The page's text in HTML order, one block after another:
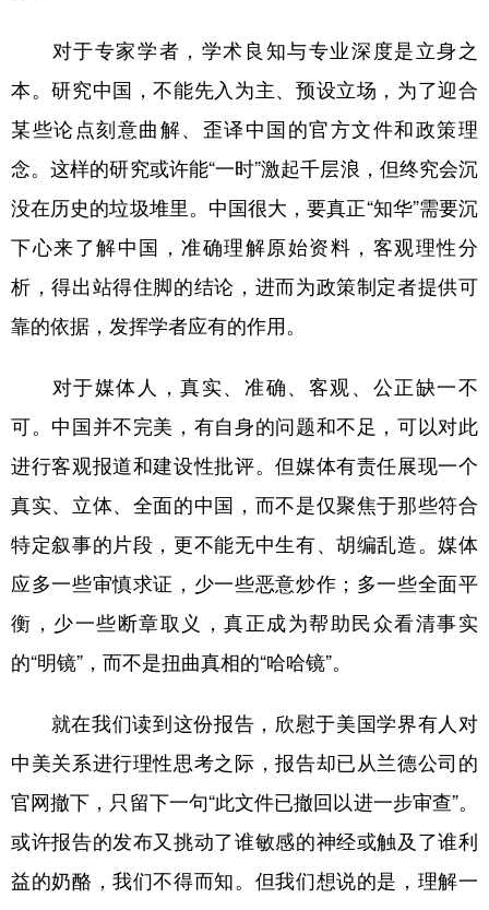
对于专家学者，学术良知与专业深度是立身之
本。研究中国，不能先入为主、预设立场，为了迎合
某些论点刻意曲解、歪译中国的官方文件和政策理
念。这样的研究或许能“一时”激起千层浪，但终究会沉
没在历史的垃圾堆里。中国很大，要真正“知华”需要沉
下心来了解中国，准确理解原始资料，客观理性分
析，得出站得住脚的结论，进而为政策制定者提供可
靠的依据，发挥学者应有的作用。
对于媒体人，真实、准确、客观、公正缺一不
可。中国并不完美，有自身的问题和不足，可以对此
进行客观报道和建设性批评。但媒体有责任展现一个
真实、立体、全面的中国，而不是仅聚焦于那些符合
特定叙事的片段，更不能无中生有、胡编乱造。媒体
应多一些审慎求证，少一些恶意炒作；多一些全面平
衡，少一些断章取义，真正成为帮助民众看清事实
的“明镜”，而不是扭曲真相的“哈哈镜”。
就在我们读到这份报告，欣慰于美国学界有人对
中美关系进行理性思考之际，报告却已从兰德公司的
官网撤下，只留下一句“此文件已撤回以进一步审查”。
或许报告的发布又挑动了谁敏感的神经或触及了谁利
益的奶酪，我们不得而知。但我们想说的是，理解一